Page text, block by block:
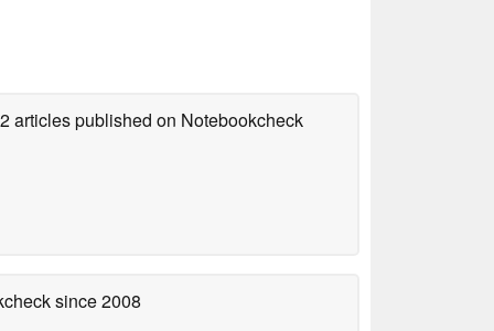
articles published on Notebookcheck
since 2008